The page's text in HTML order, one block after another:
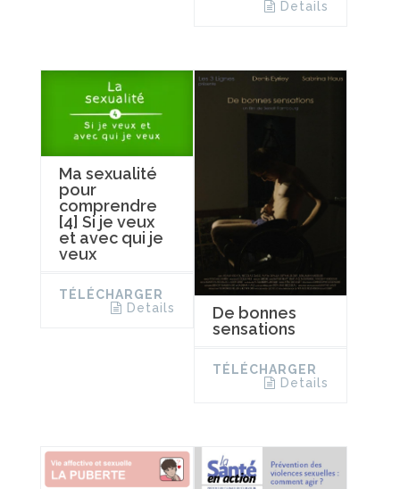
Details
Ma sexualité
pour
comprendre
[4] Si je veux
et avec qui je
veux
TÉLÉCHARGER
Details
De bonnes
sensations
TÉLÉCHARGER
Details